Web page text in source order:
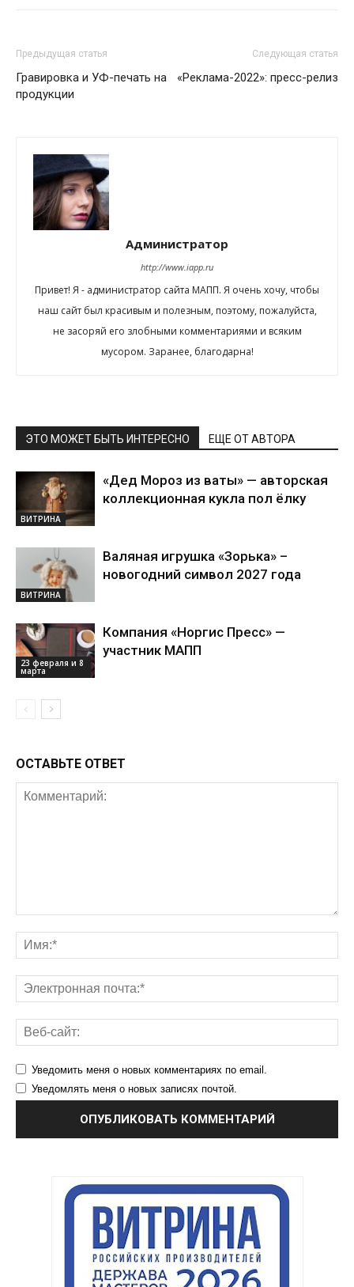
Предыдущая статья
Гравировка и УФ-печать на
продукции
Следующая статья
«Реклама-2022»: пресс-релиз
Администратор
http://www.iapp.ru
Привет! Я - администратор сайта МАПП. Я очень хочу, чтобы
наш сайт был красивым и полезным, поэтому, пожалуйста,
не засоряй его злобными комментариями и всяким
мусором. Заранее, благодарна!
ЭТО МОЖЕТ БЫТЬ ИНТЕРЕСНО ЕЩЕ ОТ АВТОРА
ВИТРИНА
«Дед Мороз из ваты» — авторская
коллекционная кукла пол ёлку
ВИТРИНА
Валяная игрушка «Зорька» –
новогодний символ 2027 года
23 февраля и 8
марта
Компания «Норгис Пресс» —
участник МАПП
ОСТАВЬТЕ ОТВЕТ
Уведомить меня о новых комментариях по email.
Уведомлять меня о новых записях почтой.